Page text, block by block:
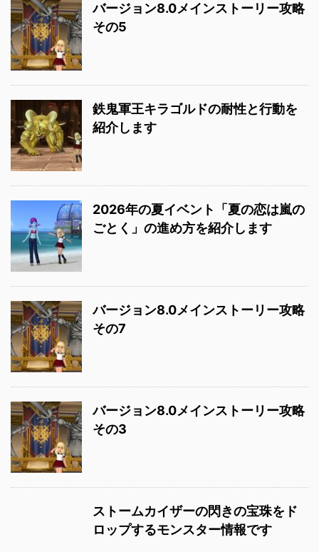
バージョン8.0メインストーリー攻略
その5
鉄鬼軍王キラゴルドの耐性と行動を
紹介します
2026年の夏イベント「夏の恋は嵐の
ごとく」の進め方を紹介します
バージョン8.0メインストーリー攻略
その7
バージョン8.0メインストーリー攻略
その3
ストームカイザーの閃きの宝珠をド
ロップするモンスター情報です